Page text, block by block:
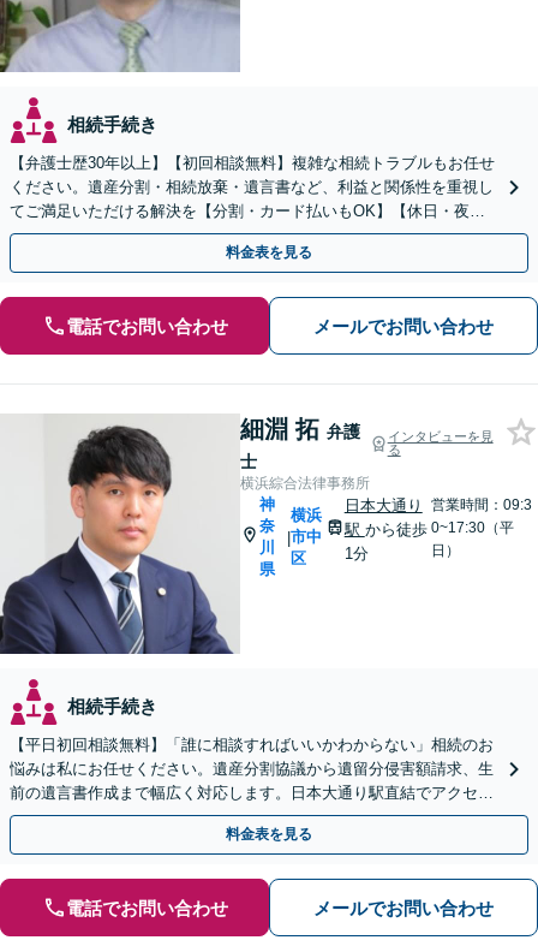
相続手続き
【弁護士歴30年以上】【初回相談無料】複雑な相続トラブルもお任せ
ください。遺産分割・相続放棄・遺言書など、利益と関係性を重視し
てご満足いただける解決を【分割・カード払いもOK】【休日・夜間
面談可】【電話・メール・ビデオ面談可】【関内駅4分】
料金表を見る
電話でお問い合わせ メールでお問い合わせ
細淵 拓 弁護
士
インタビューを見
る
横浜綜合法律事務所
神
奈
川
県
|
横浜
市中
区
日本大通り
駅 から徒歩
1分
営業時間：09:3
0~17:30（平
日）
相続手続き
【平日初回相談無料】「誰に相談すればいいかわからない」相続のお
悩みは私にお任せください。遺産分割協議から遺留分侵害額請求、生
前の遺言書作成まで幅広く対応します。日本大通り駅直結でアクセス
良好。まずはご相談を。
料金表を見る
電話でお問い合わせ メールでお問い合わせ